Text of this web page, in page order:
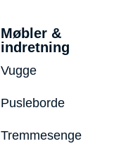
Møbler &
indretning
Vugge
Pusleborde
Tremmesenge